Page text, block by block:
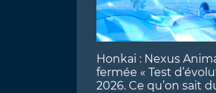
Honkai : Nexus
fermée « Test
2026. Ce qu’on sait